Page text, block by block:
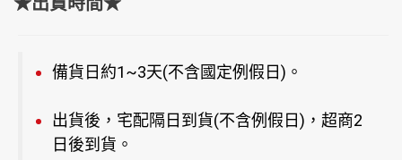
備貨日約1~3天(不含國定例假日)。
出貨後，宅配隔日到貨(不含例假日)，超商2
日後到貨。